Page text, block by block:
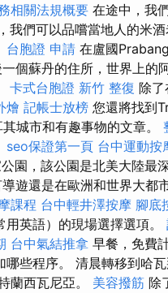
相關法規概要 在途中，我
我們可以品嚐當地人的米酒
台胞證 申請 在盧國
個蘇丹的住所，世界上的
卡式台胞證 新竹 整復 除
燴 記帳士放榜 您還將找到
城市和有趣事物的文章。
seo保證第一頁 台中運動按
園，該公園是北美大陸最
遊還是在歐洲和世界大都
課程 台中輕井澤按摩 腳底
英語）的現場選擇選項。
台中氣結推拿 早餐，免費
些程序。 清晨轉移到哈
蘭西瓦尼亞。 美容撥筋 除